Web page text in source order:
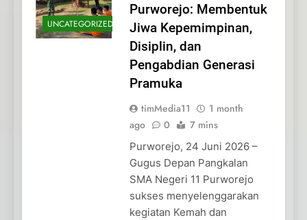
UNCATEGORIZED
Purworejo: Membentuk
Jiwa Kepemimpinan,
Disiplin, dan
Pengabdian Generasi
Pramuka
timMedia11
1 month
ago
0 7 mins
Purworejo, 24 Juni 2026 –
Gugus Depan Pangkalan
SMA Negeri 11 Purworejo
sukses menyelenggarakan
kegiatan Kemah dan